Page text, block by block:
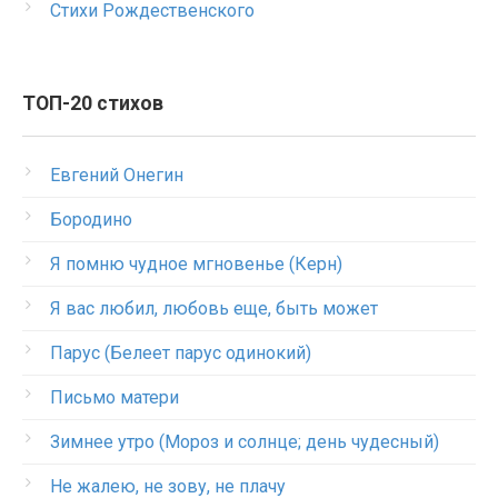
Стихи Рождественского
ТОП-20 стихов
Евгений Онегин
Бородино
Я помню чудное мгновенье (Керн)
Я вас любил, любовь еще, быть может
Парус (Белеет парус одинокий)
Письмо матери
Зимнее утро (Мороз и солнце; день чудесный)
Не жалею, не зову, не плачу